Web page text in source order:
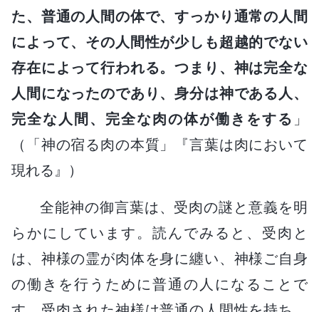
た、普通の人間の体で、すっかり通常の人間
によって、その人間性が少しも超越的でない
存在によって行われる。つまり、神は完全な
人間になったのであり、身分は神である人、
完全な人間、完全な肉の体が働きをする 」
（「神の宿る肉の本質」『言葉は肉において
現れる』）
全能神の御言葉は、受肉の謎と意義を明
らかにしています。読んでみると、受肉と
は、神様の霊が肉体を身に纏い、神様ご自身
の働きを行うために普通の人になることで